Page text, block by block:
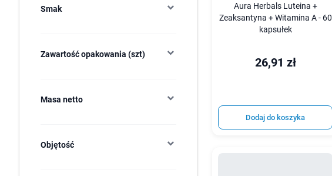
Smak
Zawartość opakowania (szt)
Masa netto
Objętość
Aura Herbals Luteina +
Zeaksantyna + Witamina A - 60
kapsułek
26,91 zł
Dodaj do koszyka